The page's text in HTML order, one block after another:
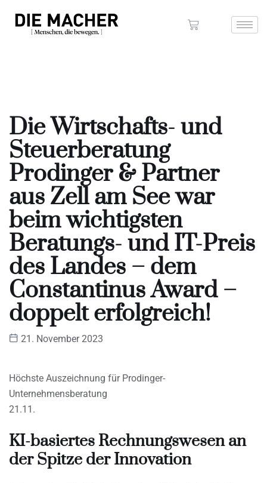
Die Wirtschafts- und
Steuerberatung
Prodinger & Partner
aus Zell am See war
beim wichtigsten
Beratungs- und IT-Preis
des Landes – dem
Constantinus Award –
doppelt erfolgreich!
21. November 2023
Höchste Auszeichnung für Prodinger-
Unternehmensberatung
21.11.
KI-basiertes Rechnungswesen an
der Spitze der Innovation